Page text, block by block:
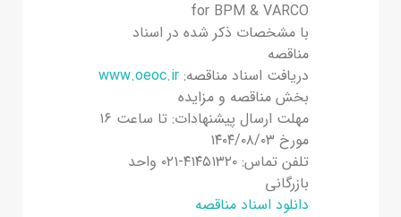
for BPM & VARCO
با مشخصات ذکر شده در اسناد
مناقصه
دریافت اسناد مناقصه: www.oeoc.ir
بخش مناقصه و مزایده
مهلت ارسال پیشنهادات: تا ساعت ۱۶
مورخ ۱۴۰۴/۰۸/۰۳
تلفن تماس: ۴۱۴۵۱۳۲۰-۰۲۱ واحد
بازرگانی
دانلود اسناد مناقصه